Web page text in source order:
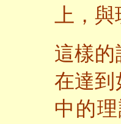
上，
這樣
在達
中的